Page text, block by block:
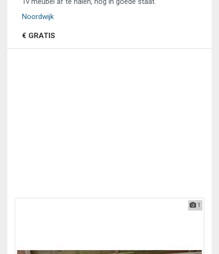
Noordwijk
€ GRATIS
1